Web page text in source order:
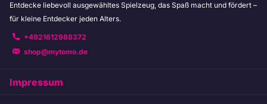
Entdecke liebevoll ausgewähltes Spielzeug, das Spaß macht und fördert –
für kleine Entdecker jeden Alters.
+4921612988372
shop@mytomo.de
Impressum